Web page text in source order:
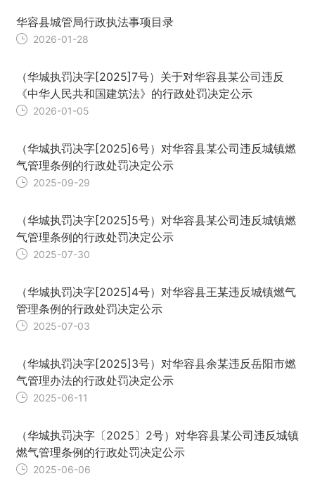
华容县城管局行政执法事项目录
2026-01-28
（华城执罚决字[2025]7号）关于对华容县某公司违反
《中华人民共和国建筑法》的行政处罚决定公示
2026-01-05
（华城执罚决字[2025]6号）对华容县某公司违反城镇燃
气管理条例的行政处罚决定公示
2025-09-29
（华城执罚决字[2025]5号）对华容县某公司违反城镇燃
气管理条例的行政处罚决定公示
2025-07-30
（华城执罚决字[2025]4号）对华容县王某违反城镇燃气
管理条例的行政处罚决定公示
2025-07-03
（华城执罚决字[2025]3号）对华容县余某违反岳阳市燃
气管理办法的行政处罚决定公示
2025-06-11
（华城执罚决字〔2025〕2号）对华容县某公司违反城镇
燃气管理条例的行政处罚决定公示
2025-06-06